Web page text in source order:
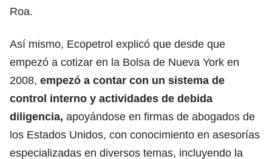
Roa.
Así mismo, Ecopetrol explicó que desde que
empezó a cotizar en la Bolsa de Nueva York en
2008, empezó a contar con un sistema de
control interno y actividades de debida
diligencia, apoyándose en firmas de abogados de
los Estados Unidos, con conocimiento en asesorías
especializadas en diversos temas, incluyendo la